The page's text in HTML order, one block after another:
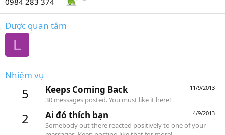
Được quan tâm
L
Nhiệm vụ
5 11/9/2013
Keeps Coming Back
30 messages posted. You must like it here!
2 4/9/2013
Ai đó thích bạn
Somebody out there reacted positively to one of your